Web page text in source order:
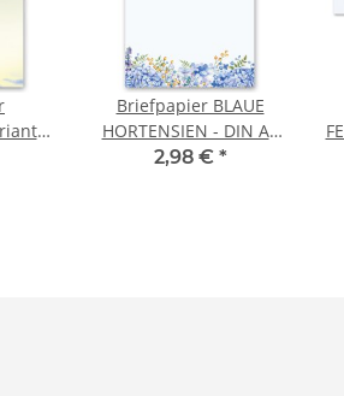
20
Briefpapier BLAUE
HORTENSIEN - DIN A4
Format 20 Blatt
2,98 € *